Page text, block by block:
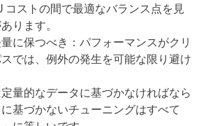
コストの間で最適なバランス点を見
ります。
に保つべき：パフォーマンスがクリ
では、例外の発生を可能な限り避け
量的なデータに基づかなければなら
基づかないチューニングはすべて